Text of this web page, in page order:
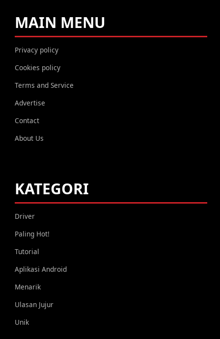
MAIN MENU
Privacy policy
Cookies policy
Terms and Service
Advertise
Contact
About Us
KATEGORI
Driver
Paling Hot!
Tutorial
Aplikasi Android
Menarik
Ulasan Jujur
Unik